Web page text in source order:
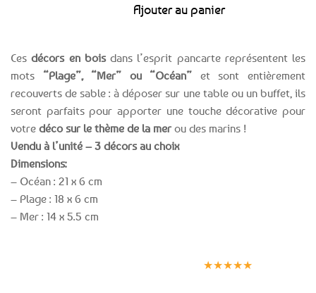
Cesdécors en boisdans l’esprit pancarte représentent les
mots “Plage”, “Mer” ou “Océan” et sont entièrement
recouverts de sable : à déposer sur une table ou un buffet, ils
seront parfaits pour apporter une touche décorative pour
votre déco sur le thème de la mer ou des marins !
Vendu à l’unité – 3 décors au choix
Dimensions:
– Océan : 21 x 6 cm
– Plage : 18 x 6 cm
– Mer : 14 x 5.5 cm
Ajouter au panier
★★★★★